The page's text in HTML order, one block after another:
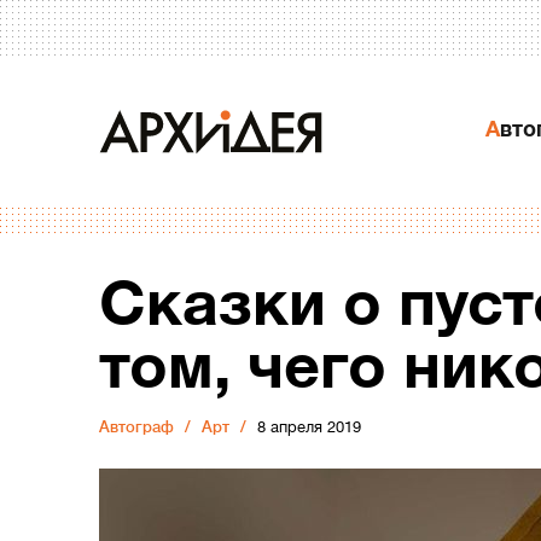
Сказки о
том, чего
Автограф Арт 8 апреля 2019